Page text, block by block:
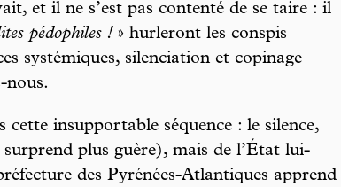
et il ne s’est pas contenté de se taire : il
pédophiles ! » hurleront les conspis
systémiques, silenciation et copinage
nous.
cette insupportable séquence : le silence,
surprend plus guère), mais de l’État lui-
des Pyrénées-Atlantiques apprend